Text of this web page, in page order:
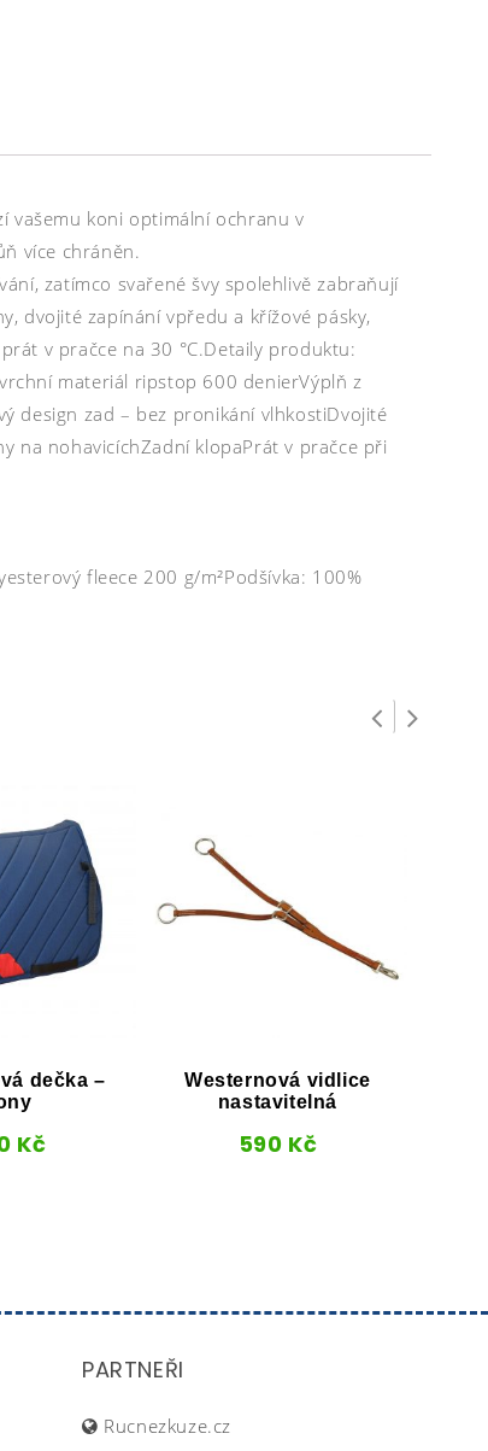
vašemu koni optimální ochranu v
více chráněn.
zatímco svařené švy spolehlivě zabraňují
dvojité zapínání vpředu a křížové pásky,
v pračce na 30 °C.Detaily produktu:
materiál ripstop 600 denierVýplň z
design zad – bez pronikání vlhkostiDvojité
na nohavicíchZadní klopaPrát v pračce při
fleece 200 g/m²Podšívka: 100%
dečka –
Kč
Westernová vidlice
nastavitelná
590 Kč
PARTNEŘI
Rucnezkuze.cz